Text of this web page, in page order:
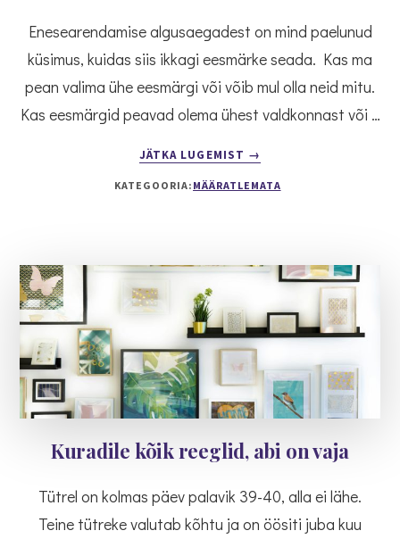
Enesearendamise algusaegadest on mind paelunud
küsimus, kuidas siis ikkagi eesmärke seada. Kas ma
pean valima ühe eesmärgi või võib mul olla neid mitu.
Kas eesmärgid peavad olema ühest valdkonnast või …
JÄTKA LUGEMIST
MINU
VISIOON
&
FÜÜSILINE
→
KATEGOORIA: MÄÄRATLEMATA
Kuradile kõik reeglid, abi on vaja
Tütrel on kolmas päev palavik 39-40, alla ei lähe.
Teine tütreke valutab kõhtu ja on öösiti juba kuu